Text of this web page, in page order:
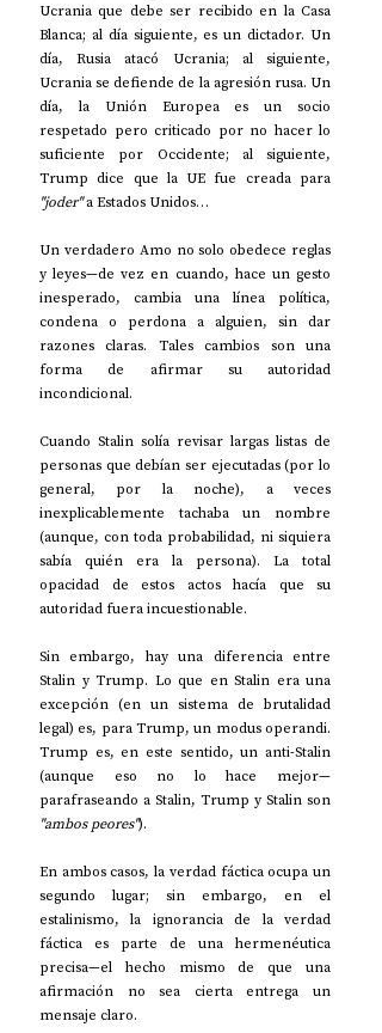
Ucrania que debe ser recibido en la Casa
Blanca; al día siguiente, es un dictador. Un
día, Rusia atacó Ucrania; al siguiente,
Ucrania se defiende de la agresión rusa. Un
día, la Unión Europea es un socio
respetado pero criticado por no hacer lo
suficiente por Occidente; al siguiente,
"joder" a Estados Unidos…
Un verdadero Amo no solo obedece reglas
y leyes—de vez en cuando, hace un gesto
inesperado, cambia una línea política,
condena o perdona a alguien, sin dar
razones claras. Tales cambios son una
forma de afirmar su autoridad
incondicional.
Cuando Stalin solía revisar largas listas de
personas que debían ser ejecutadas (por lo
general, por la noche), a veces
inexplicablemente tachaba un nombre
(aunque, con toda probabilidad, ni siquiera
sabía quién era la persona). La total
opacidad de estos actos hacía que su
autoridad fuera incuestionable.
Sin embargo, hay una diferencia entre
Stalin y Trump. Lo que en Stalin era una
excepción (en un sistema de brutalidad
legal) es, para Trump, un modus operandi.
Trump es, en este sentido, un anti-Stalin
(aunque eso no lo hace mejor—
"ambos peores").
En ambos casos, la verdad fáctica ocupa un
segundo lugar; sin embargo, en el
estalinismo, la ignorancia de la verdad
fáctica es parte de una hermenéutica
precisa—el hecho mismo de que una
afirmación no sea cierta entrega un
mensaje claro.